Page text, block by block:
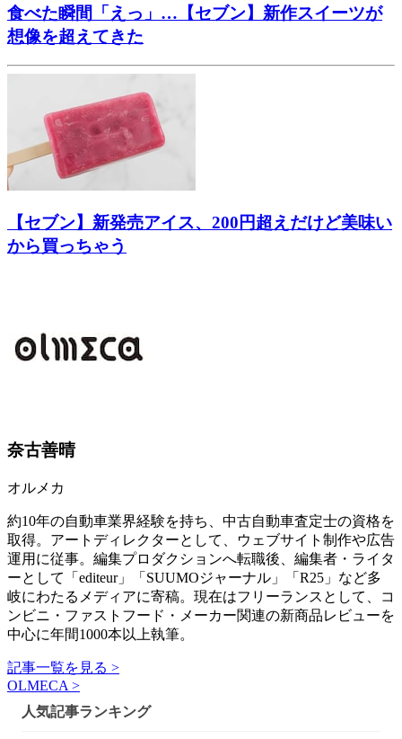
食べた瞬間「えっ」…【セブン】新作スイーツが
想像を超えてきた
【セブン】新発売アイス、200円超えだけど美味い
から買っちゃう
奈古善晴
オルメカ
約10年の自動車業界経験を持ち、中古自動車査定士の資格を
取得。アートディレクターとして、ウェブサイト制作や広告
運用に従事。編集プロダクションへ転職後、編集者・ライタ
ーとして「editeur」「SUUMOジャーナル」「R25」など多
岐にわたるメディアに寄稿。現在はフリーランスとして、コ
ンビニ・ファストフード・メーカー関連の新商品レビューを
中心に年間1000本以上執筆。
記事一覧を見る >
OLMECA >
人気記事ランキング